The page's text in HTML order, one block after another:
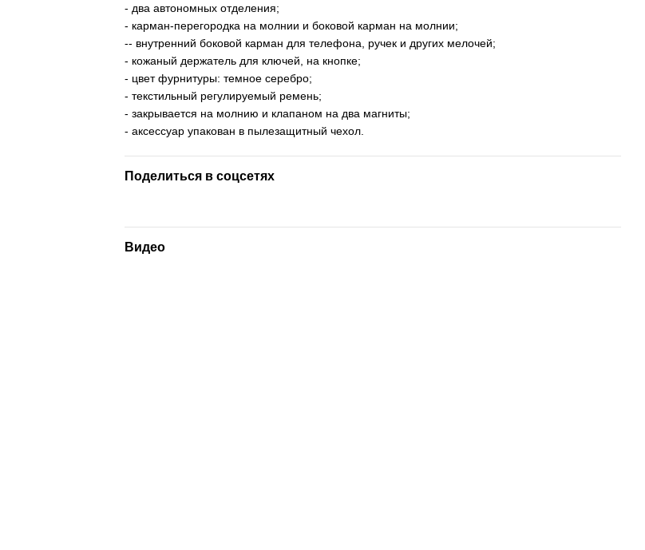
- два автономных отделения;
- карман-перегородка на молнии и боковой карман на молнии;
-- внутренний боковой карман для телефона, ручек и других мелочей;
- кожаный держатель для ключей, на кнопке;
- цвет фурнитуры: темное серебро;
- текстильный регулируемый ремень;
- закрывается на молнию и клапаном на два магниты;
- аксессуар упакован в пылезащитный чехол.
Поделиться в соцсетях
Видео